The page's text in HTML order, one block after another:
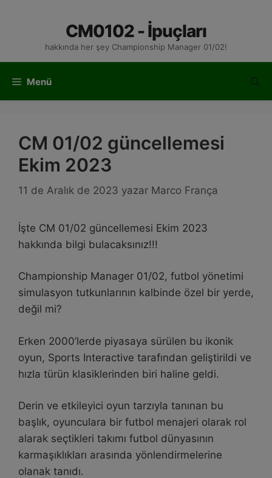
CM0102 - İpuçları
hakkında her şey Championship Manager 01/02!
Menü
CM 01/02 güncellemesi
Ekim 2023
11 de Aralık de 2023 yazar Marco França
İşte CM 01/02 güncellemesi Ekim 2023
hakkında bilgi bulacaksınız!!!
Championship Manager 01/02, futbol yönetimi
simulasyon tutkunlarının kalbinde özel bir yerde,
değil mi?
Erken 2000’lerde piyasaya sürülen bu ikonik
oyun, Sports Interactive tarafından geliştirildi ve
hızla türün klasiklerinden biri haline geldi.
Derin ve etkileyici oyun tarzıyla tanınan bu
başlık, oyunculara bir futbol menajeri olarak rol
alarak seçtikleri takımı futbol dünyasının
karmaşıklıkları arasında yönlendirmelerine
olanak tanıdı.